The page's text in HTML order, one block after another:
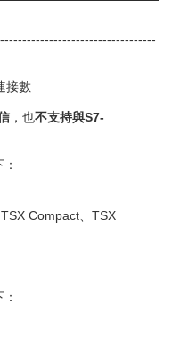
接數
，也不支持與S7-
Compact、TSX